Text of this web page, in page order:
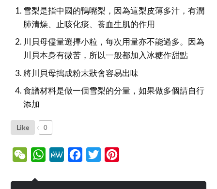
雪梨是指中國的鴨嘴梨，因為這梨皮薄多汁，有潤
肺清燥、止咳化痰、養血生肌的作用
川貝母儘量選擇小粒，每次用量亦不能過多。因為
川貝本身有微苦，所以一般都加入冰糖作甜點
將川貝母搗成粉末狀會容易出味
食譜材料是做一個雪梨的分量，如果做多個請自行
添加
Like 0
WeChatWhatsApp
MeWe Facebook
Twitter